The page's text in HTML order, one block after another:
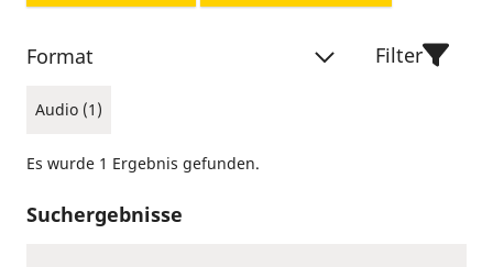
Format
Audio (1)
Filter
Es wurde 1 Ergebnis gefunden.
Suchergebnisse